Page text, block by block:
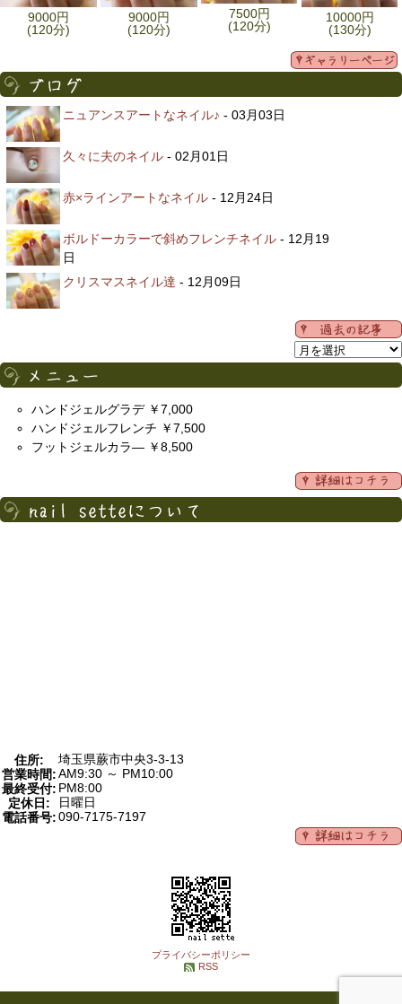
9000円
(120分)
9000円
(120分)
7500円
(120分)
10000円
(130分)
ニュアンスアートなネイル♪ - 03月03日
久々に夫のネイル - 02月01日
赤×ラインアートなネイル - 12月24日
ボルドーカラーで斜めフレンチネイル - 12月19
日
クリスマスネイル達 - 12月09日
ハンドジェルグラデ ￥7,000
ハンドジェルフレンチ ￥7,500
フットジェルカラ― ￥8,500
住所:
埼玉県蕨市中央3-3-13
営業時間:AM9:30 ～ PM10:00
最終受付: PM8:00
定休日:
日曜日
電話番号:090-7175-7197
プライバシーポリシー
RSS